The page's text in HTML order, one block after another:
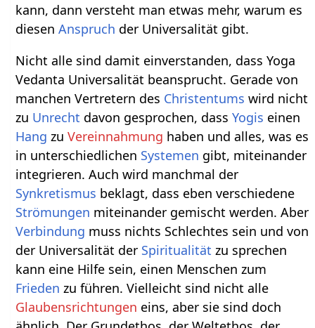
kann, dann versteht man etwas mehr, warum es
diesenAnspruch der Universalität gibt.
Nicht alle sind damit einverstanden, dass Yoga
Vedanta Universalität beansprucht. Gerade von
manchen Vertretern des Christentums wird nicht
zu Unrecht davon gesprochen, dassYogis einen
Hang zuVereinnahmung haben und alles, was es
in unterschiedlichen Systemen gibt, miteinander
integrieren. Auch wird manchmal der
Synkretismus beklagt, dass eben verschiedene
Strömungen miteinander gemischt werden. Aber
Verbindung muss nichts Schlechtes sein und von
der Universalität der Spiritualität zu sprechen
kann eine Hilfe sein, einen Menschen zum
Frieden zu führen. Vielleicht sind nicht alle
Glaubensrichtungen eins, aber sie sind doch